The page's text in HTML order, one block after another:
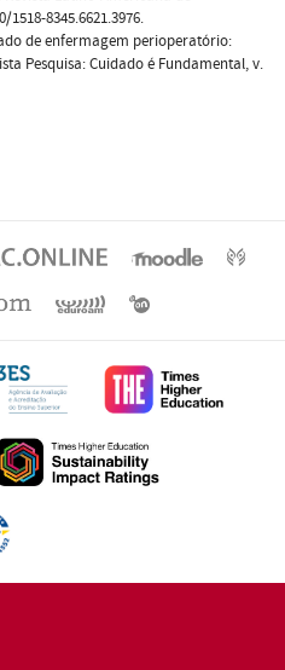
1518-8345.6621.3976.
de enfermagem perioperatório:
Pesquisa: Cuidado é Fundamental, v.